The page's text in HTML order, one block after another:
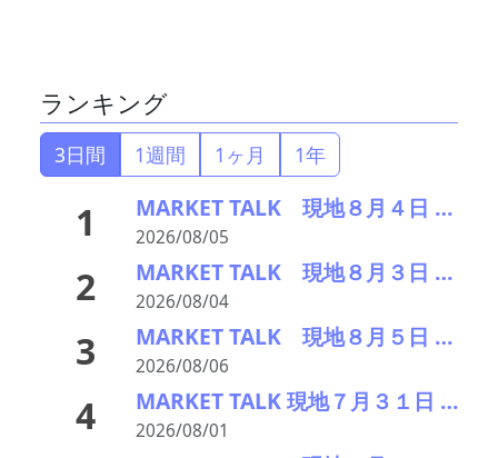
ランキング
3日間 1週間 1ヶ月 1年
1 MARKET TALK 現地８月４日 全面高、原油安・欧米の株高からCuは大幅続伸
2026/08/05
2 MARKET TALK 現地８月３日 Cu・Alは中東情勢不安の後退で反発、Niは続落
2026/08/04
3 MARKET TALK 現地８月５日 Cu・AlはNYダウ続伸を受け小幅続伸、Niは下落
2026/08/06
4 MARKET TALK 現地７月３１日 Cu Al Niは軒並み小反落、中国PMIの50割れで
2026/08/01